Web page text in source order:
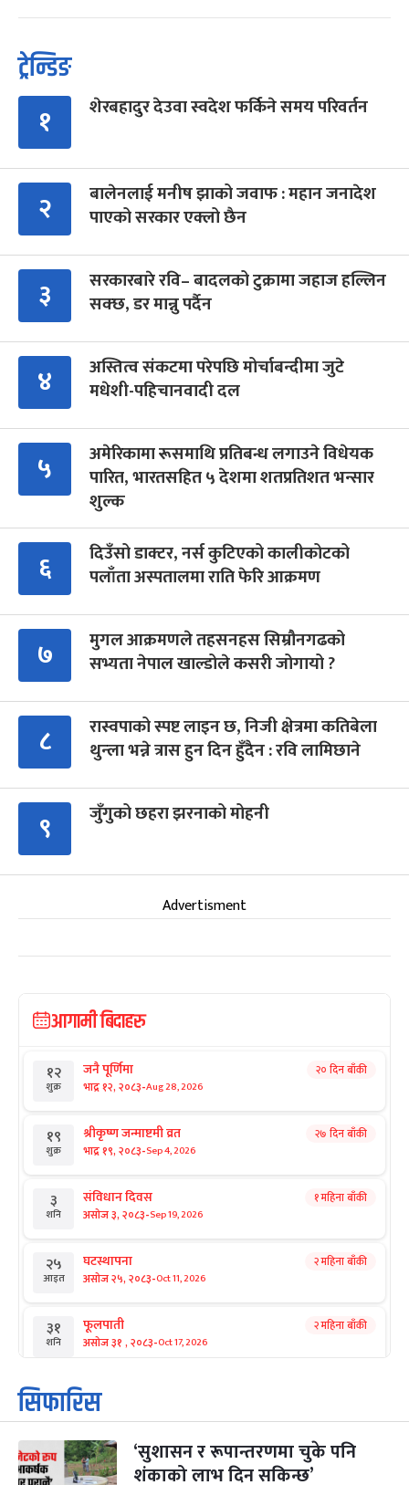
ट्रेन्डिङ
१ शेरबहादुर देउवा स्वदेश फर्किने समय परिवर्तन
२
बालेनलाई मनीष झाको जवाफ : महान जनादेश
पाएको सरकार एक्लो छैन
३
सरकारबारे रवि– बादलको टुक्रामा जहाज हल्लिन
सक्छ, डर मान्नु पर्दैन
४
अस्तित्व संकटमा परेपछि मोर्चाबन्दीमा जुटे
मधेशी-पहिचानवादी दल
५
अमेरिकामा रूसमाथि प्रतिबन्ध लगाउने विधेयक
पारित, भारतसहित ५ देशमा शतप्रतिशत भन्सार
शुल्क
६
दिउँसो डाक्टर, नर्स कुटिएको कालीकोटको
पलाँता अस्पतालमा राति फेरि आक्रमण
७
मुगल आक्रमणले तहसनहस सिम्रौनगढको
सभ्यता नेपाल खाल्डोले कसरी जोगायो ?
८
रास्वपाको स्पष्ट लाइन छ, निजी क्षेत्रमा कतिबेला
थुन्ला भन्ने त्रास हुन दिन हुँदैन : रवि लामिछाने
९ जुँगुको छहरा झरनाको मोहनी
Advertisment
आगामी बिदाहरु
१२
शुक्र
जनै पूर्णिमा
भाद्र १२, २०८३-Aug 28, 2026
२० दिन बाँकी
१९
शुक्र
श्रीकृष्ण जन्माष्टमी व्रत
भाद्र १९, २०८३-Sep 4, 2026
२७ दिन बाँकी
३
शनि
संविधान दिवस
असोज ३, २०८३-Sep 19, 2026
१ महिना बाँकी
२५
आइत
घटस्थापना
असोज २५, २०८३-Oct 11, 2026
२ महिना बाँकी
३१
शनि
फूलपाती
असोज ३१ , २०८३-Oct 17, 2026
२ महिना बाँकी
१
आइत
कार्तिक सङ्क्रान्ति
कार्तिक १, २०८३
३
मंगल
महानवमी
कार्तिक ३, २०८३-Oct 20, 2026
२ महिना बाँकी
सिफारिस
‘सुशासन र रूपान्तरणमा चुके पनि
शंकाको लाभ दिन सकिन्छ’